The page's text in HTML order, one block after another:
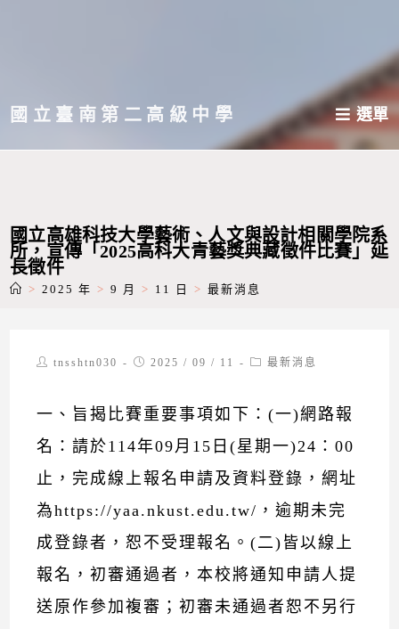
主國立臺南第二高級中學 選單
國立高雄科技大學藝術、人文與設計相關學院系
所，宣傳「2025高科大青藝獎典藏徵件比賽」延
長徵件
> 2025 年 > 9 月 > 11 日 > 最新消息
Posttnsshtn030
Post2025 / 09 / 11
Post最新消息
一、旨揭比賽重要事項如下：(一)網路報
名：請於114年09月15日(星期一)24：00
止，完成線上報名申請及資料登錄，網址
為https://yaa.nkust.edu.tw/，逾期未完
成登錄者，恕不受理報名。(二)皆以線上
報名，初審通過者，本校將通知申請人提
送原作參加複審；初審未通過者恕不另行